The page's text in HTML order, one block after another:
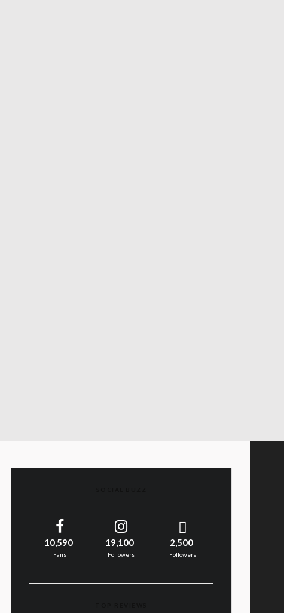
10,590
Fans
19,100
Followers
2,500
Followers